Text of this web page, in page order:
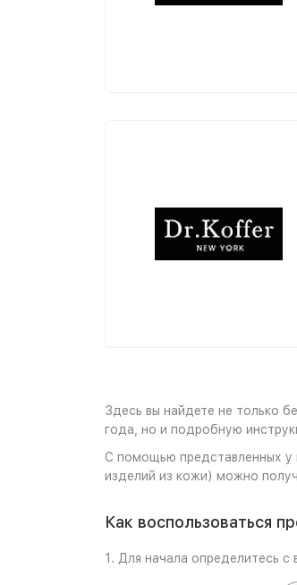
Здесь вы найдете не только
года, но и подробную
С помощью представленных у
изделий из кожи) можно
Как воспользоваться
1. Для начала определитесь с